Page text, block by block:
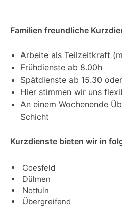
Familien freundliche
Arbeite als Teilzeitkraft
Frühdienste ab 8.00h
Spätdienste ab 15.30
Hier stimmen wir uns
An einem Wochenende
Schicht
Kurzdienste bieten wir in
Coesfeld
Dülmen
Nottuln
Übergreifend